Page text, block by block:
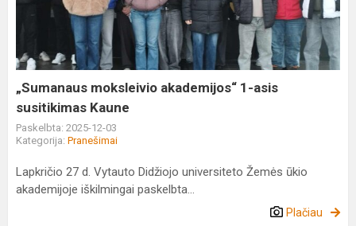
susitikimas
Kaune
„Sumanaus moksleivio akademijos“ 1-asis
susitikimas Kaune
Paskelbta: 2025-12-03
Kategorija: Pranešimai
Lapkričio 27 d. Vytauto Didžiojo universiteto Žemės ūkio
akademijoje iškilmingai paskelbta...
Plačiau